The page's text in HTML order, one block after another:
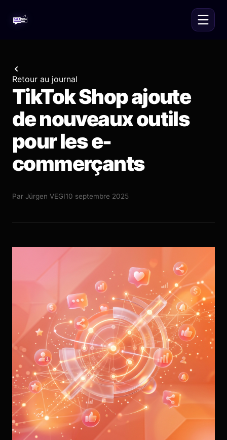
Retour au journal
TikTok Shop ajoute
de nouveaux outils
pour les e-
commerçants
Par Jürgen VEGI10 septembre 2025